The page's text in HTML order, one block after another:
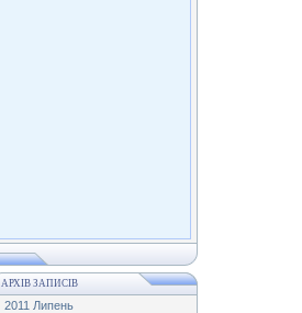
АРХІВ ЗАПИСІВ
2011 Липень